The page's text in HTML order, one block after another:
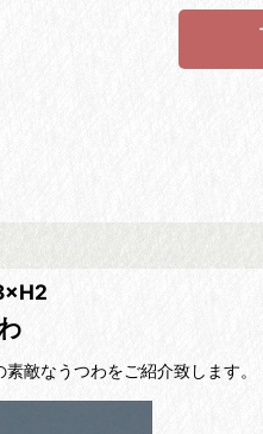
敵なうつわをご紹介致します。